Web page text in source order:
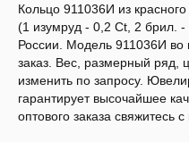
Кольцо 911036И из
(1 изумруд - 0,2 Ct, 2 брил. -
России. Модель 911036И во
заказ. Вес, размерный ряд,
изменить по запросу.
гарантирует высочайшее
оптового заказа